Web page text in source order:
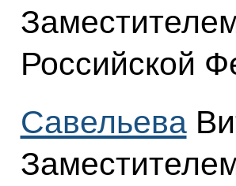
Российской
Савельева